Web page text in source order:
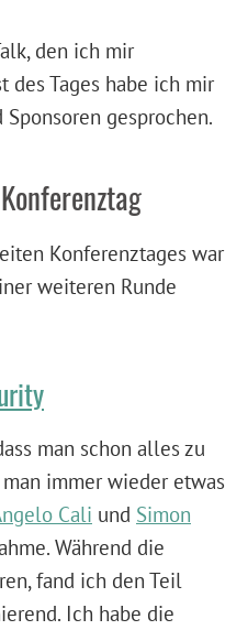
den ich mir
des Tages habe ich mir
gesprochen.
Konferenztages war
weiteren Runde
man schon alles zu
immer wieder etwas
Cali und Simon
Während die
fand ich den Teil
Ich habe die